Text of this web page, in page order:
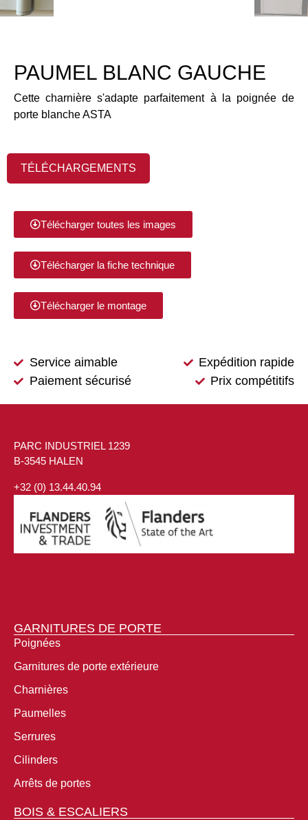
PAUMEL BLANC GAUCHE
Cette charnière s'adapte parfaitement à la poignée de
porte blanche ASTA
TÉLÉCHARGEMENTS
Télécharger toutes les images
Télécharger la fiche technique
Télécharger le montage
Service aimable
Expédition rapide
Paiement sécurisé
Prix compétitifs
PARC INDUSTRIEL 1239
B-3545 HALEN
+32 (0) 13.44.40.94
GARNITURES DE PORTE
Poignées
Garnitures de porte extérieure
Charnières
Paumelles
Serrures
Cilinders
Arrêts de portes
BOIS & ESCALIERS